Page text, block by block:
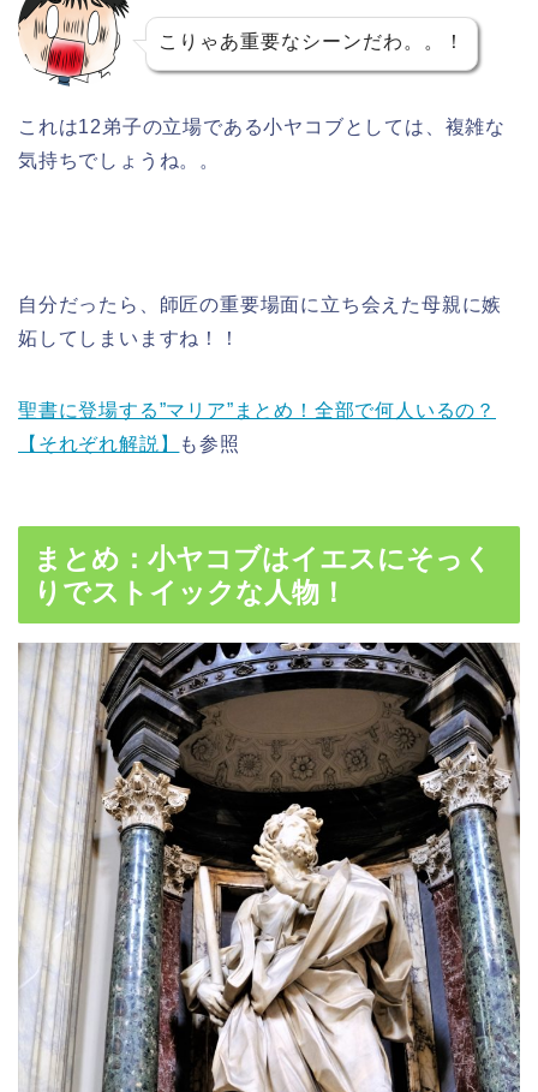
こりゃあ重要なシーンだわ。。！
これは12弟子の立場である小ヤコブとしては、複雑な
気持ちでしょうね。。
自分だったら、師匠の重要場面に立ち会えた母親に嫉
妬してしまいますね！！
聖書に登場する”マリア”まとめ！全部で何人いるの？
【それぞれ解説】
も参照
まとめ：小ヤコブはイエスにそっく
りでストイックな人物！